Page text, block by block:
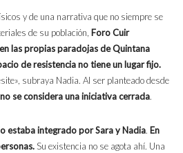
y de una narrativa que no siempre se
de su población, Foro Cuir
las propias paradojas de Quintana
de resistencia no tiene un lugar fijo.
subraya Nadia. Al ser planteado desde
no se considera una iniciativa cerrada.
estaba integrado por Sara y Nadia. En
Su existencia no se agota ahí. Una